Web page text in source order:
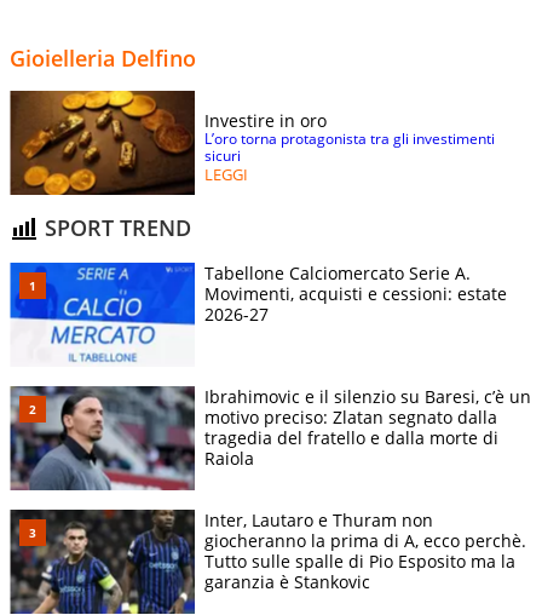
Gioielleria Delfino
Investire in oro
L’oro torna protagonista tra gli investimenti
sicuri
LEGGI
SPORT TREND
Tabellone Calciomercato Serie A.
Movimenti, acquisti e cessioni: estate
2026-27
Ibrahimovic e il silenzio su Baresi, c’è un
motivo preciso: Zlatan segnato dalla
tragedia del fratello e dalla morte di
Raiola
Inter, Lautaro e Thuram non
giocheranno la prima di A, ecco perchè.
Tutto sulle spalle di Pio Esposito ma la
garanzia è Stankovic